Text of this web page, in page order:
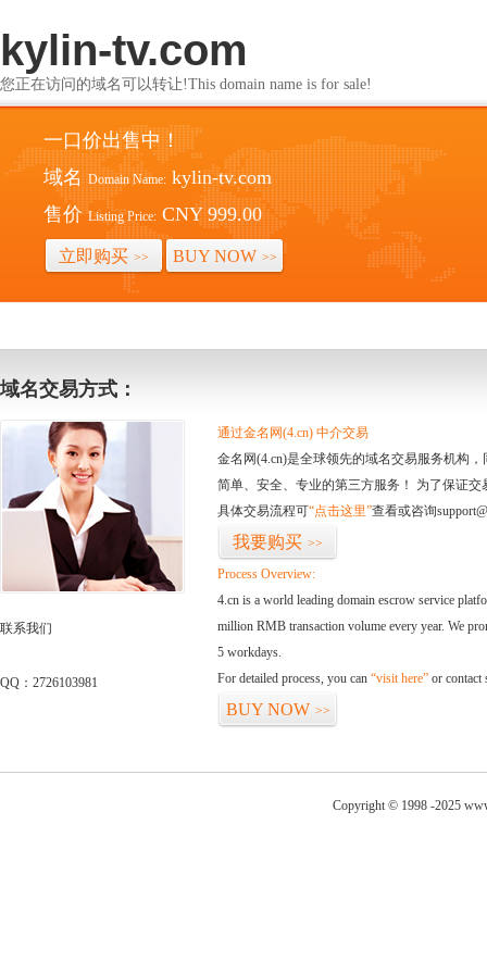
kylin-tv.com
您正在访问的域名可以转让!This domain name is for sale!
一口价出售中！
域名 Domain Name: kylin-tv.com
售价 Listing Price: CNY 999.00
立即购买 >> BUY NOW >>
域名交易方式：
联系我们
QQ：2726103981
通过金名网(4.cn) 中介交易
金名网(4.cn)是全球领先的域名交易服务机构
简单、安全、专业的第三方服务！ 为了保证
具体交易流程可“点击这里”查看或咨询
我要购买 >>
Process Overview:
4.cn is a world leading domain escrow service
million RMB transaction volume every year. We
5 workdays.
For detailed process, you can “visit here” or contact
BUY NOW >>
Copyright © 1998 -2025